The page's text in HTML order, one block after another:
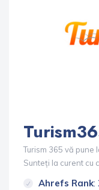
Turism 365 vă pune
Sunteți la curent cu
Ahrefs Rank: